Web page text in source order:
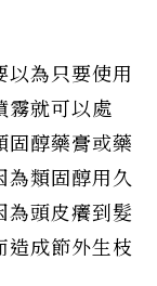
以為只要使用
霧就可以處
固醇藥膏或藥
為類固醇用久
為頭皮癢到髮
造成節外生枝